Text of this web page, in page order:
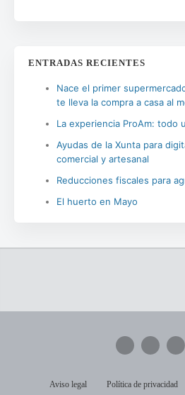
ENTRADAS RECIENTES
Nace el primer
te lleva la compra a casa al
La experiencia ProAm: todo
Ayudas de la Xunta para
comercial y artesanal
Reducciones fiscales para
El huerto en Mayo
Aviso legal Política de privacidad